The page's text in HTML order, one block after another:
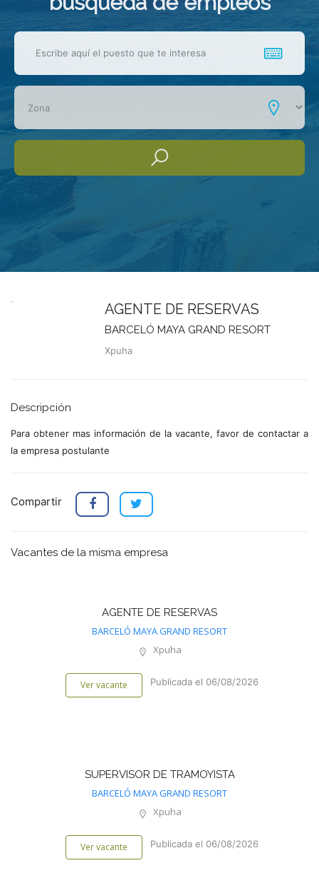
AGENTE DE RESERVAS
BARCELÓ MAYA GRAND RESORT
Xpuha
Descripción
Para obtener mas información de la vacante, favor de contactar a
la empresa postulante
Compartir
Vacantes de la misma empresa
AGENTE DE RESERVAS
BARCELÓ MAYA GRAND RESORT
Xpuha
Ver vacante Publicada el 06/08/2026
SUPERVISOR DE TRAMOYISTA
BARCELÓ MAYA GRAND RESORT
Xpuha
Ver vacante Publicada el 06/08/2026